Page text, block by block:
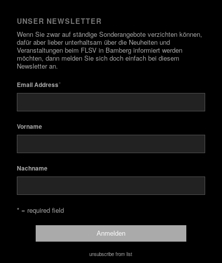
UNSER NEWSLETTER
Wenn Sie zwar auf ständige Sonderangebote verzichten können,
dafür aber lieber unterhaltsam über die Neuheiten und
Veranstaltungen beim FLSV in Bamberg informiert werden
möchten, dann melden Sie sich doch einfach bei diesem
Newsletter an.
Email Address*
Vorname
Nachname
* = required field
unsubscribe from list